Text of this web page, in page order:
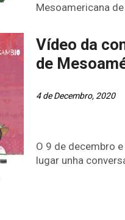
Mesoamericana
Vídeo da
de
4 de Decembro, 2020
O 9 de decembro
lugar unha